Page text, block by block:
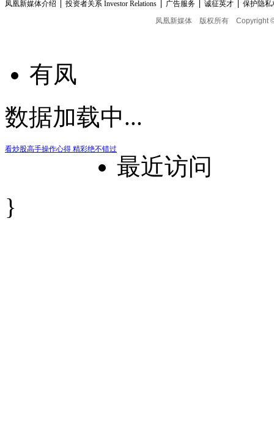
凤凰新媒体介绍 投资者关系 Investor Relations 广告服务 诚征英才
保护隐私
凤凰新媒体
版权所有 Copyright
有凤
数据加载中...
看炒股高手操作心得 精彩绝不错过
最近访问
}